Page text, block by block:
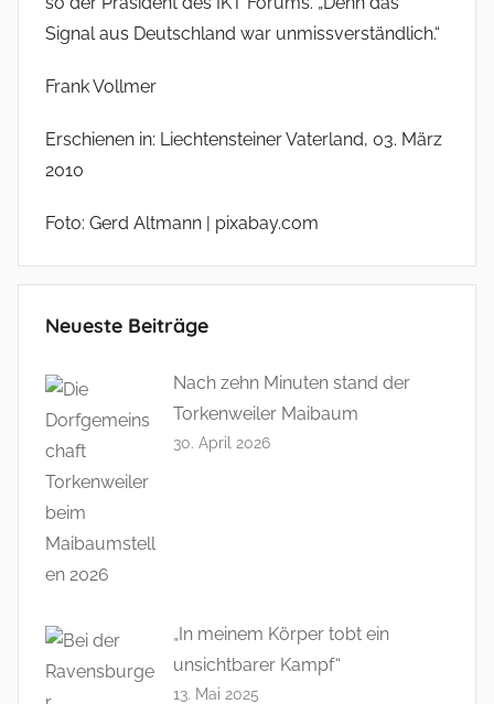
Signal aus Deutschland war unmissverständlich.“
Frank Vollmer
Erschienen in: Liechtensteiner Vaterland, 03. März
2010
Foto: Gerd Altmann | pixabay.com
Neueste Beiträge
Nach zehn Minuten stand der
Torkenweiler Maibaum
30. April 2026
„In meinem Körper tobt ein
unsichtbarer Kampf“
13. Mai 2025